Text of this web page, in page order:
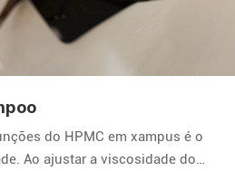
do HPMC em xampus é o
Ao ajustar a viscosidade do